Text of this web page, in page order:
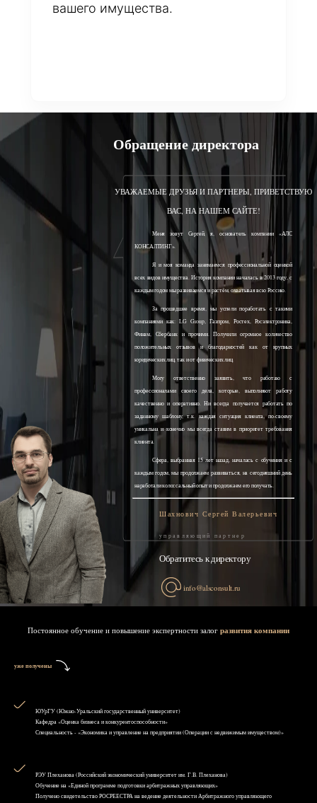
вашего имущества.
Обращение директора
УВАЖАЕМЫЕ ДРУЗЬЯ И ПАРТНЕРЫ, ПРИВЕТСТВУЮ
ВАС, НА НАШЕМ САЙТЕ!
Меня зовут Сергей, я, основатель компании «АЛС
КОНСАЛТИНГ».
Я и моя команда занимаемся профессиональной оценкой
всех видов имущества. История компании началась в 2013 году, с
каждым годом мы развиваемся и растём, охватывая всю Россию.
За прошедшее время, мы успели поработать с такими
компаниями как: LG Group, Газпром, Ростех, Росэлектроника,
Финам, Сбербанк и прочими. Получили огромное количество
положительных отзывов и благодарностей как от крупных
юридических лиц, так и от физических лиц.
Могу ответственно заявить, что работаю с
профессионалами своего дела, которые, выполняют работу
качественно и оперативно. Ни всегда получается работать по
заданному шаблону, т.к. каждая ситуация клиента, по-своему
уникальна и конечно мы всегда ставим в приоритет требования
клиента.
Сфера, выбранная 15 лет назад, началась с обучения и с
каждым годом, мы продолжаем развиваться, на сегодняшний день
наработали колоссальный опыт и продолжаем его получать.
Шахнович Сергей Валерьевич
управляющий партнер
Обратитесь к директору
info@alsconsult.ru
Постоянное обучение и повышение экспертности залог развития компании
уже получены
ЮУрГУ (Южно-Уральский государственный университет)
Кафедра «Оценка бизнеса и конкурентоспособности»
Специальность - «Экономика и управление на предприятии (Операции с недвижимым имуществом)»
РЭУ Плеханова (Российский экономический университет им. Г.В. Плеханова)
Обучение на «Единой программе подготовки арбитражных управляющих»
Получено свидетельство РОСРЕЕСТРА на ведение деятельности Арбитражного управляющего